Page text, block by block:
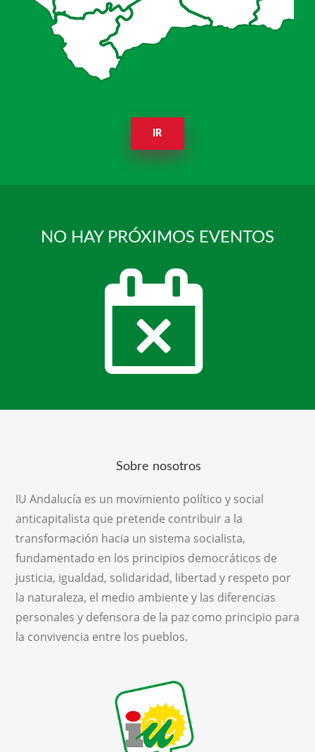
IR
NO HAY PRÓXIMOS EVENTOS
Sobre nosotros
IU Andalucía es un movimiento político y social
anticapitalista que pretende contribuir a la
transformación hacia un sistema socialista,
fundamentado en los principios democráticos de
justicia, igualdad, solidaridad, libertad y respeto por
la naturaleza, el medio ambiente y las diferencias
personales y defensora de la paz como principio para
la convivencia entre los pueblos.